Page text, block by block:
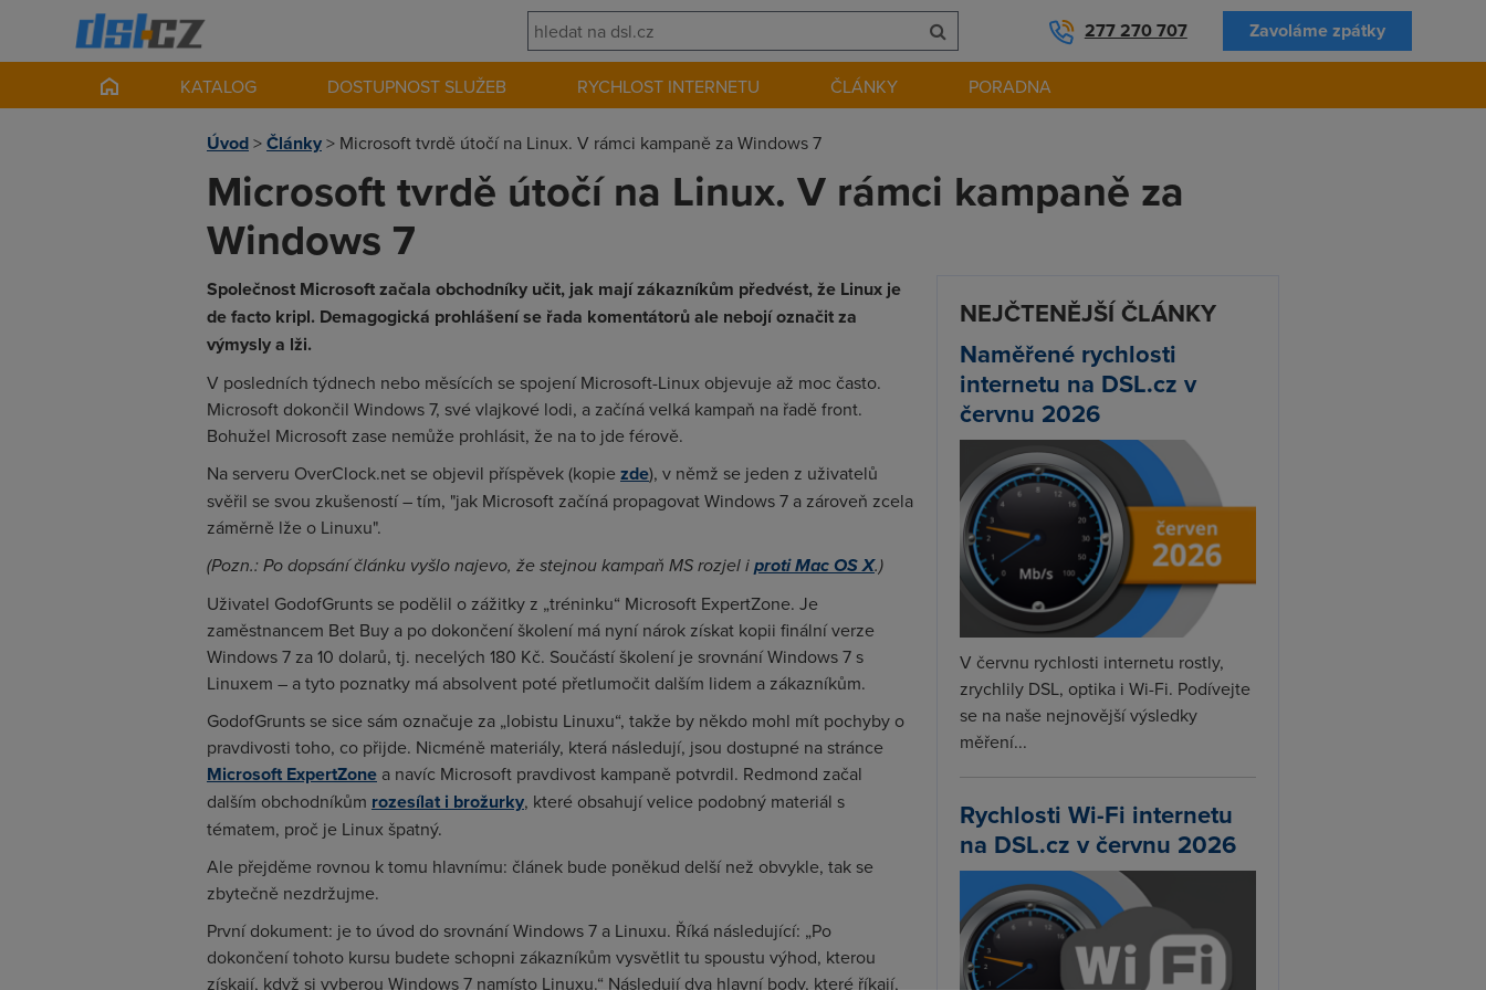
277 270 707 Zavoláme zpátky
KATALOG DOSTUPNOST SLUŽEB RYCHLOST INTERNETU ČLÁNKY PORADNA
Úvod>Články> Microsoft tvrdě útočí na Linux. V rámci kampaně za Windows 7
Microsoft tvrdě útočí na Linux. V rámci kampaně za
Windows 7
Společnost Microsoft začala obchodníky učit, jak mají zákazníkům předvést, že Linux je
de facto kripl. Demagogická prohlášení se řada komentátorů ale nebojí označit za
výmysly a lži.
V posledních týdnech nebo měsících se spojení Microsoft-Linux objevuje až moc často.
Microsoft dokončil Windows 7, své vlajkové lodi, a začíná velká kampaň na řadě front.
Bohužel Microsoft zase nemůže prohlásit, že na to jde férově.
Na serveru OverClock.net se objevil příspěvek (kopie zde), v němž se jeden z uživatelů
svěřil se svou zkušeností – tím, "jak Microsoft začíná propagovat Windows 7 a zároveň zcela
záměrně lže o Linuxu".
(Pozn.: Po dopsání článku vyšlo najevo, že stejnou kampaň MS rozjel iproti Mac OS X.)
Uživatel GodofGrunts se podělil o zážitky z „tréninku“ Microsoft ExpertZone. Je
zaměstnancem Bet Buy a po dokončení školení má nyní nárok získat kopii finální verze
Windows 7 za 10 dolarů, tj. necelých 180 Kč. Součástí školení je srovnání Windows 7 s
Linuxem – a tyto poznatky má absolvent poté přetlumočit dalším lidem a zákazníkům.
GodofGrunts se sice sám označuje za „lobistu Linuxu“, takže by někdo mohl mít pochyby o
pravdivosti toho, co přijde. Nicméně materiály, která následují, jsou dostupné na stránce
Microsoft ExpertZone a navíc Microsoft pravdivost kampaně potvrdil. Redmond začal
dalším obchodníkům rozesílat i brožurky, které obsahují velice podobný materiál s
tématem, proč je Linux špatný.
Ale přejděme rovnou k tomu hlavnímu: článek bude poněkud delší než obvykle, tak se
zbytečně nezdržujme.
První dokument: je to úvod do srovnání Windows 7 a Linuxu. Říká následující: „Po
dokončení tohoto kursu budete schopni zákazníkům vysvětlit tu spoustu výhod, kterou
získají, když si vyberou Windows 7 namísto Linuxu.“ Následují dva hlavní body, které říkají,
NEJČTENĚJŠÍ ČLÁNKY
Naměřené rychlosti
internetu na DSL.cz v
červnu 2026
V červnu rychlosti internetu rostly,
zrychlily DSL, optika i Wi-Fi. Podívejte
se na naše nejnovější výsledky
měření...
Rychlosti Wi-Fi internetu
na DSL.cz v červnu 2026